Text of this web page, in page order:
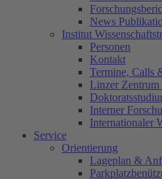
News
Institut
Personen
Kontakt
Termine, Calls
Linzer
Interner
Internationaler
Service
Orientierung
Lageplan &